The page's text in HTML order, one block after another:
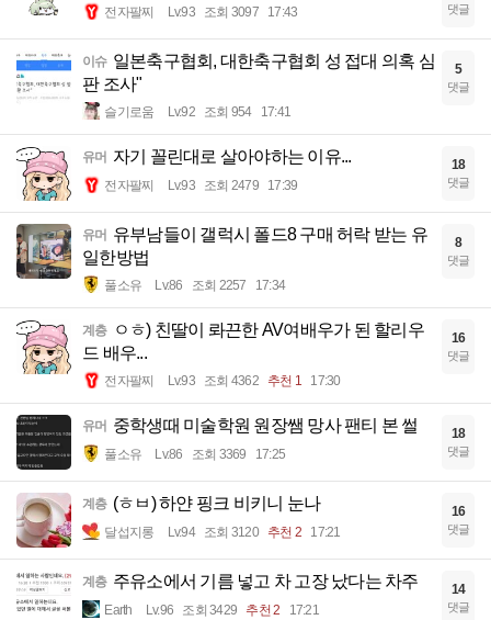
전자팔찌 Lv.93 조회 3097 17:43 댓글
이슈 일본축구협회, 대한축구협회 성 접대 의혹 심
판 조사"
슬기로움 Lv.92 조회 954 17:41
5
댓글
유머 자기 꼴린대로 살아야하는 이유...
전자팔찌 Lv.93 조회 2479 17:39
18
댓글
유머 유부남들이 갤럭시 폴드8 구매 허락 받는 유
일한방법
풀소유 Lv.86 조회 2257 17:34
8
댓글
계층
ㅇㅎ) 친딸이 롸끈한 AV여배우가 된 할리우
드 배우...
전자팔찌 Lv.93 조회 4362 추천 1 17:30
16
댓글
유머 중학생때 미술학원 원장쌤 망사 팬티 본 썰
풀소유 Lv.86 조회 3369 17:25
18
댓글
계층 (ㅎㅂ) 하얀 핑크 비키니 눈나
달섭지롱 Lv.94 조회 3120 추천 2 17:21
16
댓글
계층 주유소에서 기름 넣고 차 고장 났다는 차주
Earth Lv.96 조회 3429 추천 2 17:21
14
댓글